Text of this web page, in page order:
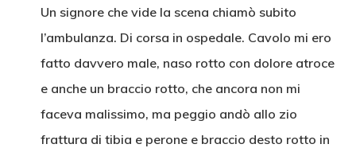
Un signore che vide la scena chiamò subito
l’ambulanza. Di corsa in ospedale. Cavolo mi ero
fatto davvero male, naso rotto con dolore atroce
e anche un braccio rotto, che ancora non mi
faceva malissimo, ma peggio andò allo zio
frattura di tibia e perone e braccio desto rotto in